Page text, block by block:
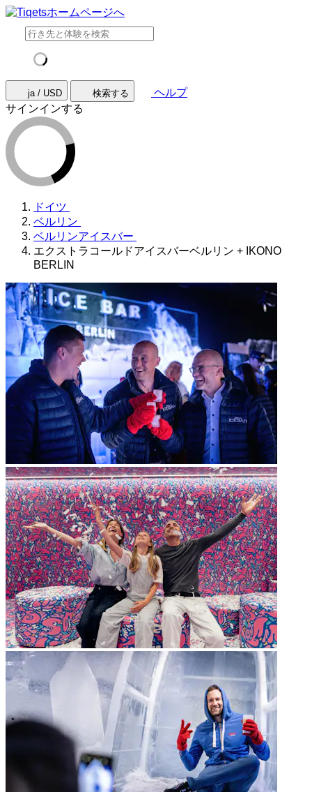
ja / USD 検索する
ヘルプ
サインインする
ドイツ
ベルリン
ベルリンアイスバー
エクストラコールドアイスバーベルリン + IKONO
BERLIN